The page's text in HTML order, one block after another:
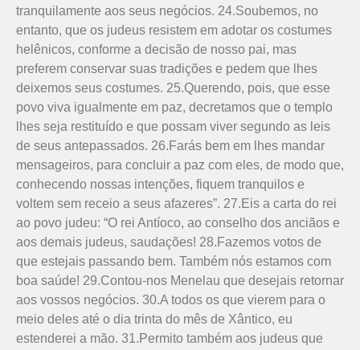
tranquilamente aos seus negócios. 24.Soubemos, no
entanto, que os judeus resistem em adotar os costumes
helênicos, conforme a decisão de nosso pai, mas
preferem conservar suas tradições e pedem que lhes
deixemos seus costumes. 25.Querendo, pois, que esse
povo viva igualmente em paz, decretamos que o templo
lhes seja restituí­do e que possam viver segundo as leis
de seus antepassados. 26.Farás bem em lhes mandar
mensageiros, para concluir a paz com eles, de modo que,
conhecendo nossas intenções, fiquem tranquilos e
voltem sem receio a seus afazeres”. 27.Eis a carta do rei
ao povo judeu: “O rei Antíoco, ao conselho dos anciãos e
aos demais judeus, saudações! 28.Fazemos votos de
que estejais passando bem. Também nós estamos com
boa saúde! 29.Contou-nos Menelau que desejais retornar
aos vossos negócios. 30.A todos os que vierem para o
meio deles até o dia trinta do mês de Xântico, eu
estenderei a mão. 31.Permito também aos judeus que